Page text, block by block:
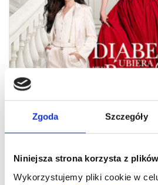
Zgoda Szczegóły
Niniejsza strona korzysta z
Wykorzystujemy pliki cookie w